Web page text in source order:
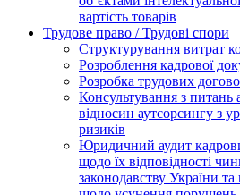
вартість товарів
Трудове право / Трудові спори
Cтруктурування витрат
Розроблення кадрової
Розробка трудових
Консультування з питань
відносин аутсорсингу з
ризиків
Юридичний аудит
щодо їх відповідності
законодавству України